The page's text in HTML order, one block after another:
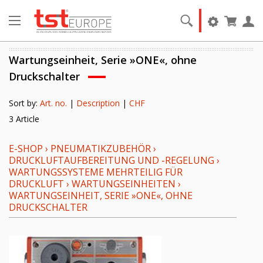
Wartungseinheit, Serie »ONE«, ohne
Druckschalter
Sort by: Art. no. | Description | CHF
3 Article
E-SHOP › PNEUMATIKZUBEHÖR›
DRUCKLUFTAUFBEREITUNG UND -REGELUNG ›
WARTUNGSSYSTEME MEHRTEILIG FÜR
DRUCKLUFT › WARTUNGSEINHEITEN ›
WARTUNGSEINHEIT, SERIE »ONE«, OHNE
DRUCKSCHALTER